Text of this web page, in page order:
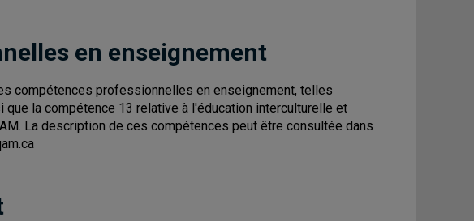
en enseignement
compétences professionnelles en enseignement, telles
la compétence 13 relative à l'éducation interculturelle et
La description de ces compétences peut être consultée dans